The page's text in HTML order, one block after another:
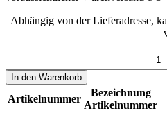
Abhängig von der Lieferadresse,
In den Warenkorb
Artikelnummer
Bezeichnung
Artikelnummer